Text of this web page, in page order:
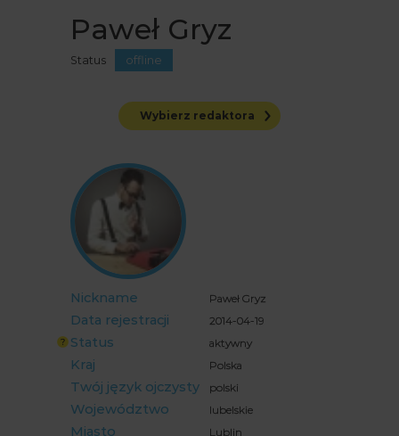
Paweł Gryz
Status offline
Wybierz redaktora
Nickname Paweł Gryz
Data rejestracji 2014-04-19
Status aktywny
Kraj Polska
Twój język ojczysty polski
Województwo lubelskie
Miasto Lublin